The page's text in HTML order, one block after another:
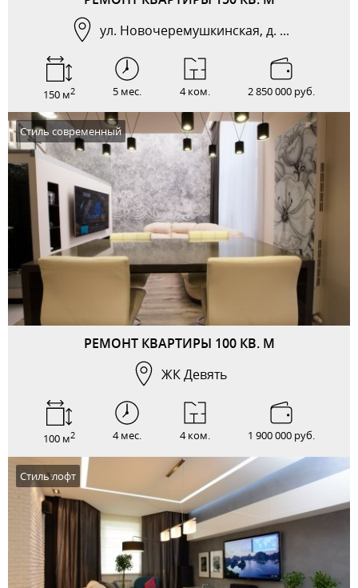
ул. Новочеремушкинская, д. ...
150 м2 5 мес. 4 ком. 2 850 000 руб.
РЕМОНТ КВАРТИРЫ 100 КВ. М
ЖК Девять
Стиль современный
100 м2 4 мес. 4 ком. 1 900 000 руб.
Стиль лофт